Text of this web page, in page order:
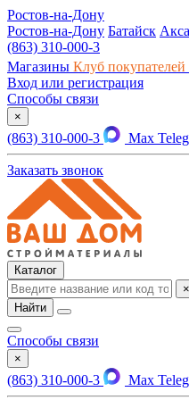
Ростов-на-Дону
Ростов-на-Дону Батайск
(863) 310-000-3
Магазины Клуб покупателей
Вход или регистрация
Способы связи
×
(863) 310-000-3 Max
Заказать звонок
Каталог
×
Найти
Способы связи
×
(863) 310-000-3 Max